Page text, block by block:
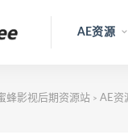
AE资源
蜂影视后期资源站 > AE资